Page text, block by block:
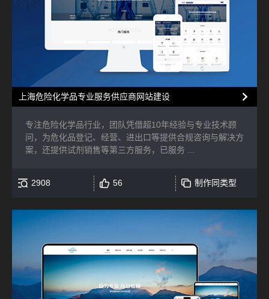
上海危险化学品专业服务供应商网站建设
专注危险化学品行业，团队凭借超10年经验与专业技术顾
问，为危化品登记、经营、进出口等提供合规咨询与解决方
案，还提供试剂销售等第三方服务，已服务 ...
2908 56 制作同类型